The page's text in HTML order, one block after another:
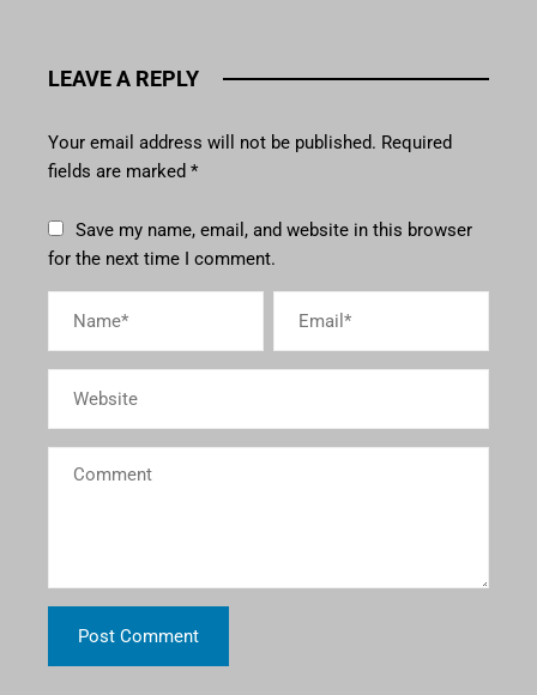
LEAVE A REPLY
Your email address will not be published. Required
fields are marked *
Save my name, email, and website in this browser
for the next time I comment.